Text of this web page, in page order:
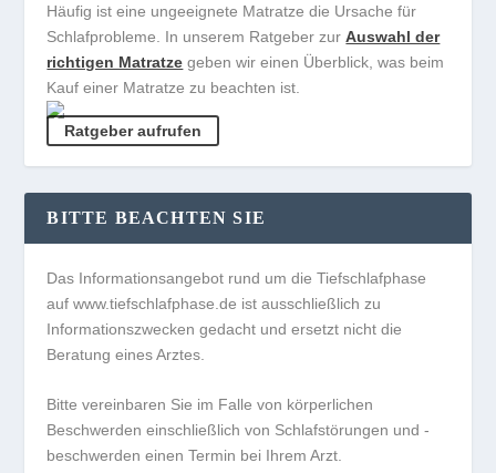
Häufig ist eine ungeeignete Matratze die Ursache für
Schlafprobleme. In unserem Ratgeber zurAuswahl der
richtigen Matratze geben wir einen Überblick, was beim
Kauf einer Matratze zu beachten ist.
Ratgeber aufrufen
BITTE BEACHTEN SIE
Das Informationsangebot rund um die Tiefschlafphase
auf www.tiefschlafphase.de ist ausschließlich zu
Informationszwecken gedacht und ersetzt nicht die
Beratung eines Arztes.
Bitte vereinbaren Sie im Falle von körperlichen
Beschwerden einschließlich von Schlafstörungen und -
beschwerden einen Termin bei Ihrem Arzt.